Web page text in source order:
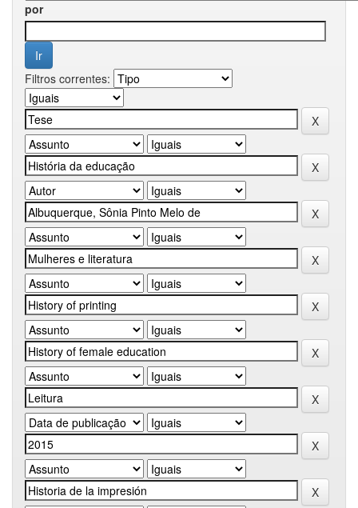
por
Filtros correntes: